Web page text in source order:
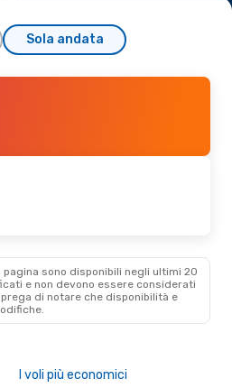
Sola andata
sono disponibili negli ultimi 20
e non devono essere considerati
di notare che disponibilità e
I voli più economici